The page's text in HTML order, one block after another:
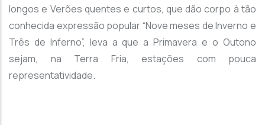
longos e Verões quentes e curtos, que dão corpo à tão
conhecida expressão popular “Nove meses de Inverno e
Três de Inferno”, leva a que a Primavera e o Outono
sejam, na Terra Fria, estações com pouca
representatividade.